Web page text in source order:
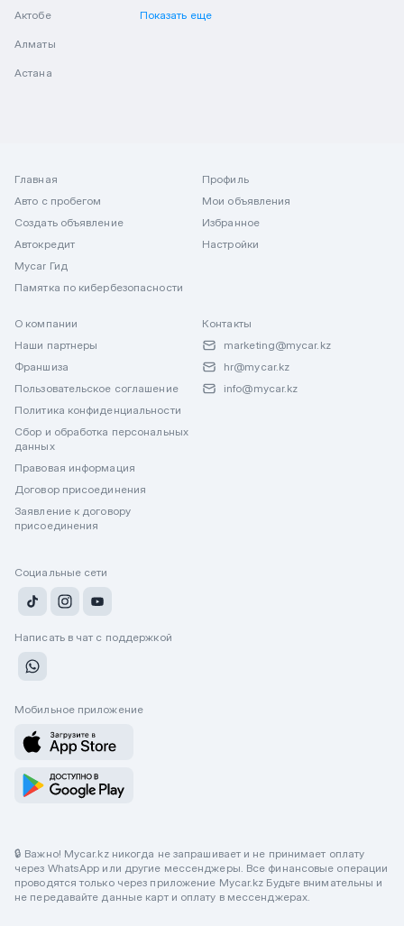
Актобе
Алматы
Астана
Показать еще
Главная
Авто с пробегом
Создать объявление
Автокредит
Mycar Гид
Памятка по кибербезопасности
Профиль
Мои объявления
Избранное
Настройки
О компании
Наши партнеры
Франшиза
Пользовательское соглашение
Политика конфиденциальности
Сбор и обработка персональных
данных
Правовая информация
Договор присоединения
Заявление к договору
присоединения
Контакты
marketing@mycar.kz
hr@mycar.kz
info@mycar.kz
Социальные сети
Написать в чат с поддержкой
Мобильное приложение
🔒 Важно! Mycar.kz никогда не запрашивает и не принимает оплату
через WhatsApp или другие мессенджеры. Все финансовые операции
проводятся только через приложение Mycar.kz Будьте внимательны и
не передавайте данные карт и оплату в мессенджерах.